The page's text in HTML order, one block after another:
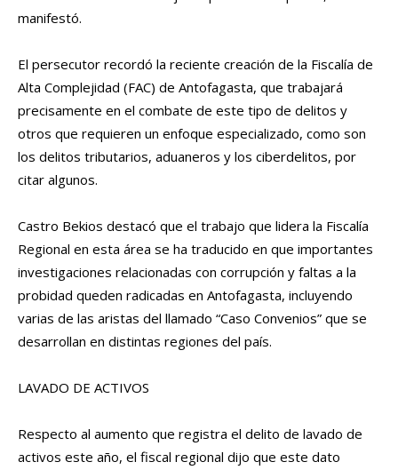
manifestó.
El persecutor recordó la reciente creación de la Fiscalía de
Alta Complejidad (FAC) de Antofagasta, que trabajará
precisamente en el combate de este tipo de delitos y
otros que requieren un enfoque especializado, como son
los delitos tributarios, aduaneros y los ciberdelitos, por
citar algunos.
Castro Bekios destacó que el trabajo que lidera la Fiscalía
Regional en esta área se ha traducido en que importantes
investigaciones relacionadas con corrupción y faltas a la
probidad queden radicadas en Antofagasta, incluyendo
varias de las aristas del llamado “Caso Convenios” que se
desarrollan en distintas regiones del país.
LAVADO DE ACTIVOS
Respecto al aumento que registra el delito de lavado de
activos este año, el fiscal regional dijo que este dato